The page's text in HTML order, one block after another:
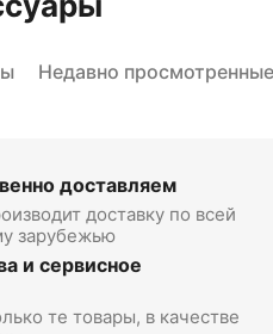
Недавно просмотренные
доставляем
доставку по всей
зарубежью
и сервисное
те товары, в качестве